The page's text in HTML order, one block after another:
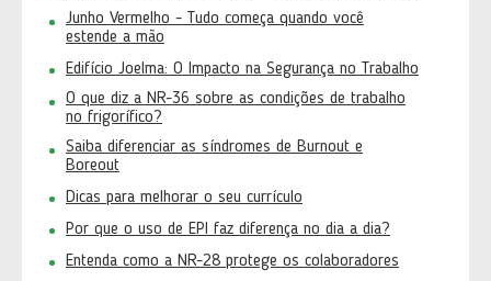
Junho Vermelho - Tudo começa quando você
estende a mão
Edifício Joelma: O Impacto na Segurança no Trabalho
O que diz a NR-36 sobre as condições de trabalho
no frigorífico?
Saiba diferenciar as síndromes de Burnout e
Boreout
Dicas para melhorar o seu currículo
Por que o uso de EPI faz diferença no dia a dia?
Entenda como a NR-28 protege os colaboradores